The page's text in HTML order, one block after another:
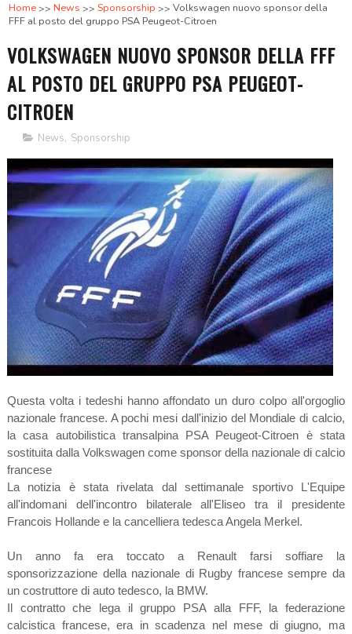
Home News Sponsorship
Volkswagen nuovo sponsor della
FFF al posto del gruppo PSA Peugeot-Citroen
VOLKSWAGEN NUOVO SPONSOR DELLA FFF
AL POSTO DEL GRUPPO PSA PEUGEOT-
CITROEN
News, Sponsorship
Questa volta i tedeshi hanno affondato un duro colpo all'orgoglio
nazionale francese. A pochi mesi dall'inizio del Mondiale di calcio,
la casa autobilistica transalpina PSA Peugeot-Citroen è stata
sostituita dalla Volkswagen come sponsor della nazionale di calcio
francese
La notizia è stata rivelata dal settimanale sportivo L'Equipe
all'indomani dell'incontro bilaterale all'Eliseo tra il presidente
Francois Hollande e la cancelliera tedesca Angela Merkel.
Un anno fa era toccato a Renault farsi soffiare la
sponsorizzazione della nazionale di Rugby francese sempre da
un costruttore di auto tedesco, la BMW.
Il contratto che lega il gruppo PSA alla FFF, la federazione
calcistica francese, era in scadenza nel mese di giugno, ma